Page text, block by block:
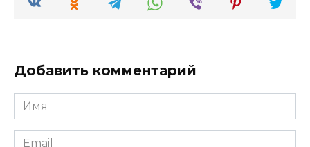
Добавить комментарий
Имя
*
Email